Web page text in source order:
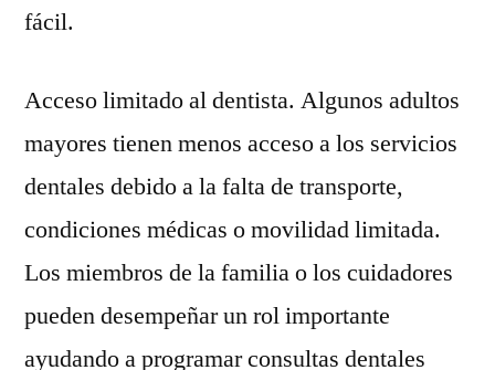
fácil.
Acceso limitado al dentista. Algunos adultos
mayores tienen menos acceso a los servicios
dentales debido a la falta de transporte,
condiciones médicas o movilidad limitada.
Los miembros de la familia o los cuidadores
pueden desempeñar un rol importante
ayudando a programar consultas dentales